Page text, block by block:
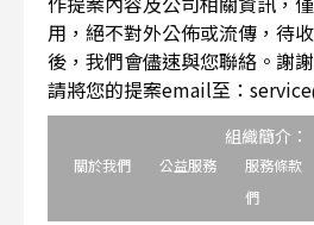
用，絕不對外公佈或流傳，待
後，我們會儘速與您聯絡。謝謝
請將您的提案email至：
組織簡介：
關於我們 公益服務 服務條款
們